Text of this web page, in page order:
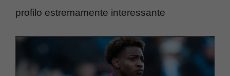
profilo estremamente interessante